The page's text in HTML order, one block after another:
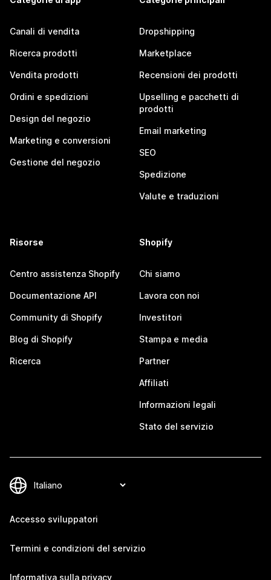
Canali di vendita
Ricerca prodotti
Vendita prodotti
Ordini e spedizioni
Design del negozio
Marketing e conversioni
Gestione del negozio
Dropshipping
Marketplace
Recensioni dei prodotti
Upselling e pacchetti di
prodotti
Email marketing
SEO
Spedizione
Valute e traduzioni
Risorse
Centro assistenza Shopify
Documentazione API
Community di Shopify
Blog di Shopify
Ricerca
Shopify
Chi siamo
Lavora con noi
Investitori
Stampa e media
Partner
Affiliati
Informazioni legali
Stato del servizio
Accesso sviluppatori
Termini e condizioni del servizio
Informativa sulla privacy